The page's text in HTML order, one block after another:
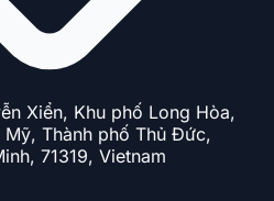
Xiển, Khu phố Long Hòa,
Mỹ, Thành phố Thủ Đức,
71319, Vietnam